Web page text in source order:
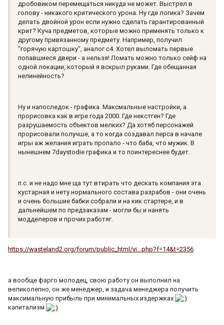
дробовиком перемещаться никуда не может. Выстрел в
голову - никакого критического урона. Ну где логика? Зачем
делать двойной урон если нужно сделать гарантированный
крит? Куча предметов, которые можно применять только к
другому привязанному предмету. Например, получил
"горячую картошку", аналог с4. Хотел выломать первые
попавшиеся двери - а нельзя! Ломать можно только сейф на
одной локации, который я вскрыл руками. Где обещанная
нелинейность?
Ну и напоследок - графика. Максмальные настройки, а
прорисовка как в игре года 2000. Где некстген? Где
разрушаемость объектов мелких? Да хотяб персонажей
прорисовали получше, а то когда создавал перса в начале
игры аж желания играть пропало - что баба, что мужик. В
нынешнем 7daystodie графика и то поинтереснее будет.
п.с. и не надо мне ща тут втирать что дескать компания эта
кустарная и нету нормального состава разрабов - они очень
и очень большие бабки собрали и на кик стартере, и в
дальнейшем по предзаказам - могли бы и нанять
модделеров и прочих работяг.
https://wasteland2.org/forum/public_html/vi...php?f=14&t=2356
а вообще фарго молодец, свою работу он выполнил на
великолепно, он же менеджер, и задача менеджера получить
максимальную прибыль при минимальных издержках
капитализм